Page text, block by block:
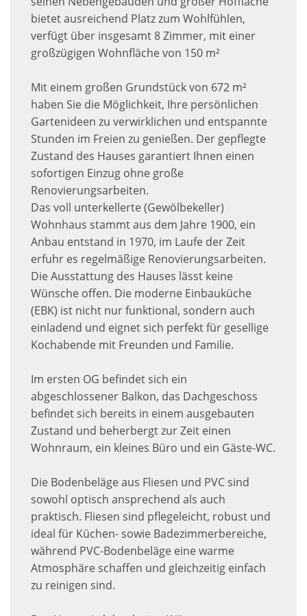
bietet ausreichend Platz zum Wohlfühlen,
verfügt über insgesamt 8 Zimmer, mit einer
großzügigen Wohnfläche von 150 m²
Mit einem großen Grundstück von 672 m²
haben Sie die Möglichkeit, Ihre persönlichen
Gartenideen zu verwirklichen und entspannte
Stunden im Freien zu genießen. Der gepflegte
Zustand des Hauses garantiert Ihnen einen
sofortigen Einzug ohne große
Renovierungsarbeiten.
Das voll unterkellerte (Gewölbekeller)
Wohnhaus stammt aus dem Jahre 1900, ein
Anbau entstand in 1970, im Laufe der Zeit
erfuhr es regelmäßige Renovierungsarbeiten.
Die Ausstattung des Hauses lässt keine
Wünsche offen. Die moderne Einbauküche
(EBK) ist nicht nur funktional, sondern auch
einladend und eignet sich perfekt für gesellige
Kochabende mit Freunden und Familie.
Im ersten OG befindet sich ein
abgeschlossener Balkon, das Dachgeschoss
befindet sich bereits in einem ausgebauten
Zustand und beherbergt zur Zeit einen
Wohnraum, ein kleines Büro und ein Gäste-WC.
Die Bodenbeläge aus Fliesen und PVC sind
sowohl optisch ansprechend als auch
praktisch. Fliesen sind pflegeleicht, robust und
ideal für Küchen- sowie Badezimmerbereiche,
während PVC-Bodenbeläge eine warme
Atmosphäre schaffen und gleichzeitig einfach
zu reinigen sind.